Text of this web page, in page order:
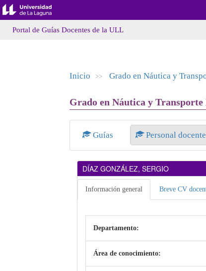
Portal de Guías Docentes de la ULL
Inicio >> Grado en Náutica y
Grado en Náutica y
Guías Personal
DÍAZ GONZÁLEZ, SERGIO
Información general Breve CV
Departamento:
Área de conocimiento: